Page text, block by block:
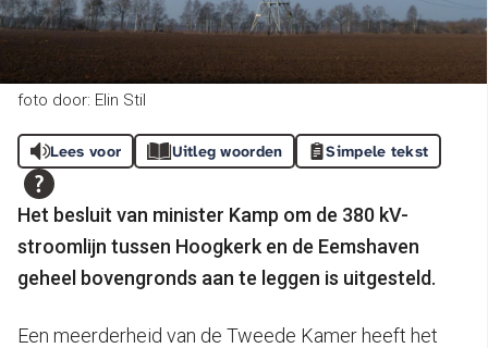
foto door: Elin Stil
Lees voor Uitleg woorden Simpele tekst
Het besluit van minister Kamp om de 380 kV-
stroomlijn tussen Hoogkerk en de Eemshaven
geheel bovengronds aan te leggen is uitgesteld.
Een meerderheid van de Tweede Kamer heeft het